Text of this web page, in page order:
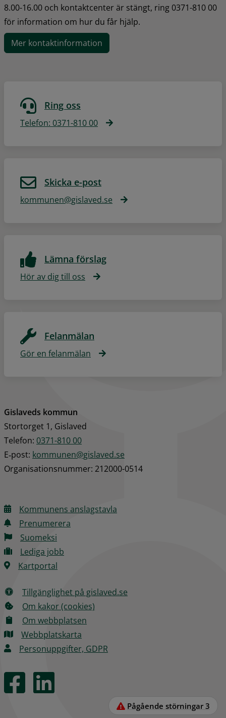
8.00-16.00 och kontaktcenter är stängt, ring 0371-810 00
för information om hur du får hjälp.
Mer kontaktinformation
Ring oss
Telefon: 0371-810 00
Skicka e-post
kommunen@gislaved.se
Lämna förslag
Hör av dig till oss
Felanmälan
Gör en felanmälan
Gislaveds kommun
Stortorget 1, Gislaved
Telefon: 0371-810 00
E‑post: kommunen@gislaved.se
Organisationsnummer: 212000-0514
Kommunens anslagstavla
Prenumerera
Suomeksi
Lediga jobb
Kartportal
Tillgänglighet på gislaved.se
Om kakor (cookies)
Om webbplatsen
Webbplatskarta
Personuppgifter, GDPR
Pågående störningar 3